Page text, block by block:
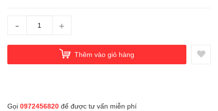
- +
Thêm vào giỏ hàng
Gọi 0972456820 để được tư vấn miễn phí